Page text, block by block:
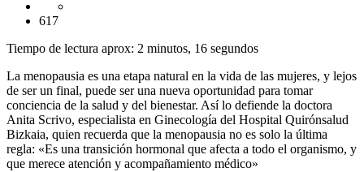
617
Tiempo de lectura aprox: 2 minutos, 16 segundos
La menopausia es una etapa natural en la vida de las mujeres, y lejos
de ser un final, puede ser una nueva oportunidad para tomar
conciencia de la salud y del bienestar. Así lo defiende la doctora
Anita Scrivo, especialista en Ginecología del Hospital Quirónsalud
Bizkaia, quien recuerda que la menopausia no es solo la última
regla: «Es una transición hormonal que afecta a todo el organismo, y
que merece atención y acompañamiento médico»